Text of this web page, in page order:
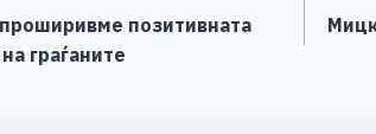
позитивната
граѓаните